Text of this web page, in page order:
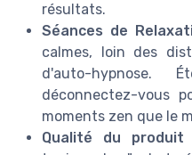
résultats.
Séances de
calmes, loin des
d'auto-hypnose.
déconnectez-vous
moments zen que le
Qualité du